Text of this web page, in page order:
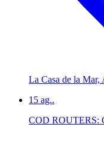
La Casa de la Mar,
15 ag..
COD ROUTERS: